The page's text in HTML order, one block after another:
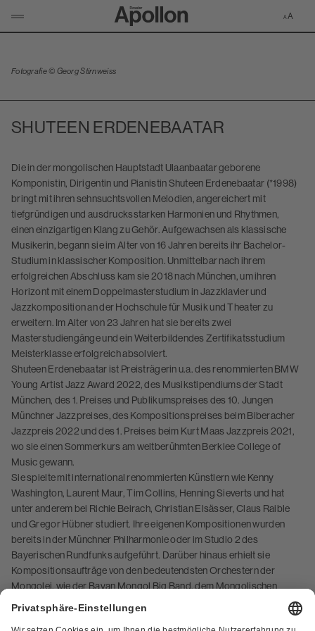
KLICKEN UM NAVIGATION ZU ÖFFNEN/SCHLIESSEN Zur
Fotografie © Georg Stirnweiss
SHUTEEN ERDENEBAATAR
Die in der mongolischen Hauptstadt Ulaanbaatar geborene
Komponistin, Dirigentin und Pianistin Shuteen Erdenebaatar (*1998)
bringt mit ihren sehnsuchtsvollen Melodien, angereichert mit
tiefgründigen und ausdrucksstarken Harmonien und Rhythmen,
einen einzigartigen Klang zu Gehör. Aufgewachsen als klassische
Musikerin, begann sie im Alter von 16 Jahren bereits ihr Bachelor-
Studium in klassischer Komposition. Unmittelbar nach ihrem
erfolgreichen Abschluss kam sie 2018 nach München, um ihren
Horizont mit einem Doppelmasterstudium in Jazzklavier und
Jazzkomposition an der Hochschule für Musik und Theater zu
erweitern. Im Alter von 23 Jahren hat sie bereits zwei
Masterstudiengänge und ein Weiterbildendes Zertifikatsstudium
Meisterklasse erfolgreich absolviert.
Shuteen Erdenebaatar ist Preisträgerin u.a. des renommierten BMW
Young Artist Jazz Award 2022, des Musikstipendiums der Stadt
München, des 1. Preises und Publikumspreises des 10. Jungen
Münchner Jazzpreises, des Kompositionspreises beim Biberacher
Jazzpreis 2022 und des 1. Preises beim Kurt Maas Jazzpreis 2021,
wo sie einen Sommerkurs am weltberühmten Berklee College of
Music gewann.
Sie spielte mit international renommierten Künstlern wie Kenny
Washington, Laurent Maur, Tim Collins, Henning Sieverts und hat
unter anderem bei Richie Beirach, Christian Elsässer, Claus Raible
und Gregor Hübner studiert. Ihre eigenen Kompositionen wurden
bereits in der Münchner Philharmonie oder im Studio 2 des
Bayerischen Rundfunks aufgeführt. Darüber hinaus erhielt sie
Kompositionsaufträge von den bedeutendsten Orchestern der
Mongolei, wie der Bayan Mongol Big Band, dem Mongolischen
Mongolischen Staatsoper. Derzeit arbeitet sie als Komponistin und